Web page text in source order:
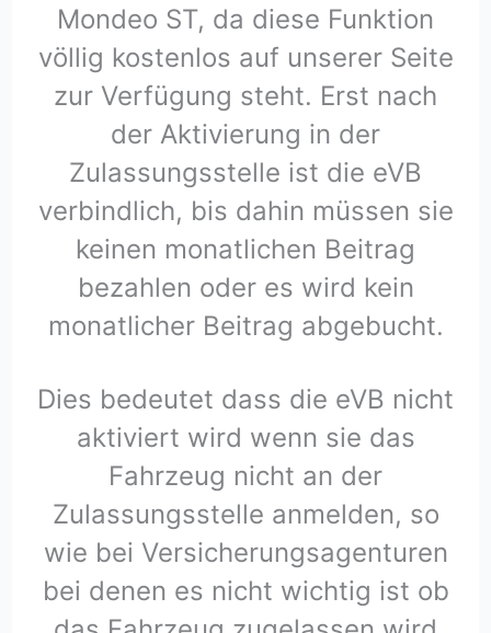
Mondeo ST, da diese Funktion
völlig kostenlos auf unserer Seite
zur Verfügung steht. Erst nach
der Aktivierung in der
Zulassungsstelle ist die eVB
verbindlich, bis dahin müssen sie
keinen monatlichen Beitrag
bezahlen oder es wird kein
monatlicher Beitrag abgebucht.
Dies bedeutet dass die eVB nicht
aktiviert wird wenn sie das
Fahrzeug nicht an der
Zulassungsstelle anmelden, so
wie bei Versicherungsagenturen
bei denen es nicht wichtig ist ob